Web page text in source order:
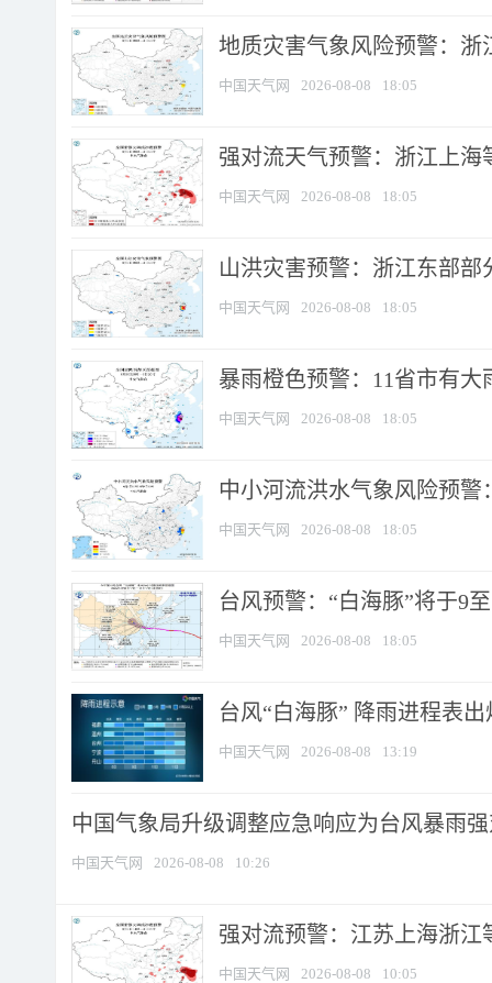
地质灾害气象风险预警：
中国天气网 2026-08-08 18:05
强对流天气预警：浙江上海
中国天气网 2026-08-08 18:05
山洪灾害预警：浙江东部
中国天气网 2026-08-08 18:05
暴雨橙色预警：11省市有
中国天气网 2026-08-08 18:05
中小河流洪水气象风险预
中国天气网 2026-08-08 18:05
台风预警：“白海豚”将于9
中国天气网 2026-08-08 18:05
台风“白海豚” 降雨进程表
中国天气网 2026-08-08 13:19
中国气象局升级调整应急响应为台风暴雨
中国天气网 2026-08-08 10:26
强对流预警：江苏上海浙江
中国天气网 2026-08-08 10:05